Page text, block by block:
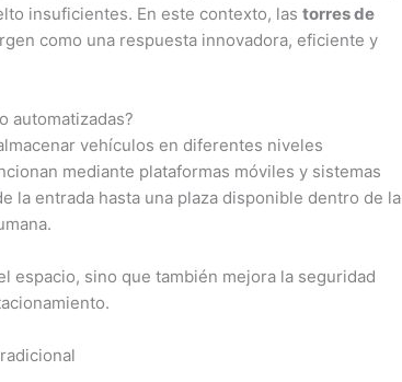
insuficientes. En este contexto, lastorres de
como una respuesta innovadora, eficiente y
automatizadas?
vehículos en diferentes niveles
mediante plataformas móviles y sistemas
la entrada hasta una plaza disponible dentro de la
espacio, sino que también mejora la seguridad